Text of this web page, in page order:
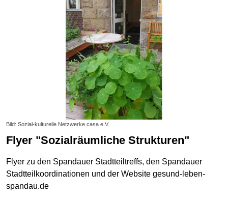
Bild: Sozial-kulturelle Netzwerke casa e.V.
Flyer "Sozialräumliche Strukturen"
Flyer zu den Spandauer Stadtteiltreffs, den Spandauer
Stadtteilkoordinationen und der Website gesund-leben-
spandau.de